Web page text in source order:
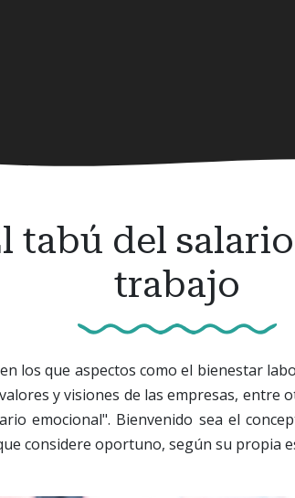
tabú del
trabajo
los que aspectos como el bienestar
y visiones de las empresas, entre
emocional". Bienvenido sea el
considere oportuno, según su propia